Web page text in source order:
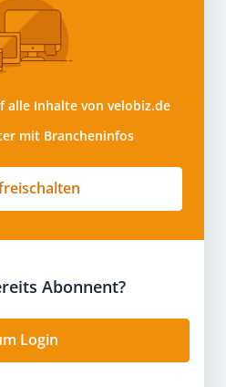
alle Inhalte von velobiz.de
mit Brancheninfos
Abonnent?
Login